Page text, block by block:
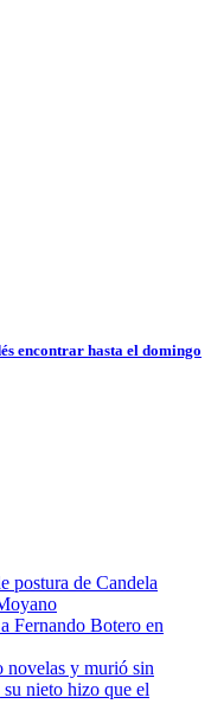
encontrar hasta el domingo
postura de Candela
Fernando Botero en
novelas y murió sin
nieto hizo que el